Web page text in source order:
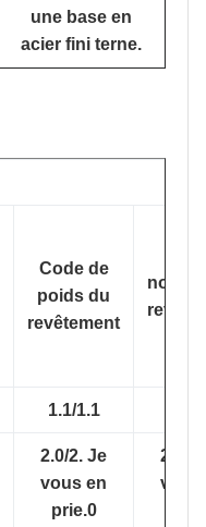
une base en
acier fini terne.
Code de
poids du
revêtement
1.1/1.1
2.0/2. Je
vous en
prie.0
2.0/
vous